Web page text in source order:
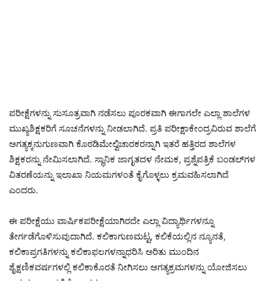
ಪರೀಕ್ಷೆಗಳನ್ನು ಸುಸೂತ್ರವಾಗಿ ನಡೆಸಲು ಪೂರಕವಾಗಿ ಈಗಾಗಲೇ ಎಲ್ಲಾ ಶಾಲೆಗಳ
ಮುಖ್ಯಶಿಕ್ಷಕರಿಗೆ ಸೂಚನೆಗಳನ್ನು ನೀಡಲಾಗಿದೆ. ಪ್ರತಿ ಪರೀಕ್ಷಾಕೇಂದ್ರವಿರುವ ಶಾಲೆಗೆ
ಅಗತ್ಯಕ್ಕನುಗುಣವಾಗಿ ಕೊಠಡಿಮೇಲ್ವಿಚಾರಕರನ್ನಾಗಿ ಇತರೆ ಹತ್ತಿರದ ಶಾಲೆಗಳ
ಶಿಕ್ಷಕರನ್ನು ನೇಮಿಸಲಾಗಿದೆ. ಸ್ಥಾನಿಕ ಜಾಗೃತದಳ ನೇಮಕ, ಪ್ರಶ್ನೆಪತ್ರಿಕೆ ಬಂಡಲ್‌ಗಳ
ವಿತರಣೆಯನ್ನು ಇಲಾಖಾ ನಿಯಮಗಳಂತೆ ಕೈಗೊಳ್ಳಲು ಕ್ರಮವಹಿಸಲಾಗಿದೆ
ಎಂದರು.
ಈ ಪರೀಕ್ಷೆಯು ವಾರ್ಷಿಕಪರೀಕ್ಷೆಯಾಗಿರದೇ ಎಲ್ಲಾ ವಿದ್ಯಾರ್ಥಿಗಳನ್ನೂ
ತೇರ್ಗಡೆಗೊಳಿಸುವುದಾಗಿದೆ. ಕಲಿಕಾಗುಣಮಟ್ಟ, ಕಲಿಕೆಯಲ್ಲಿನ ನ್ಯೂನತೆ,
ಕಲಿಕಾಪ್ರಗತಿಗಳನ್ನು ಕಲಿಕಾಫಲಗಳನ್ನಾಧರಿಸಿ ಅರಿತು ಮುಂದಿನ
ಶೈಕ್ಷಣಿಕವರ್ಷಗಳಲ್ಲಿ ಕಲಿಕಾಕೊರತೆ ನೀಗಿಸಲು ಅಗತ್ಯಕ್ರಮಗಳನ್ನು ಯೋಜಿಸಲು